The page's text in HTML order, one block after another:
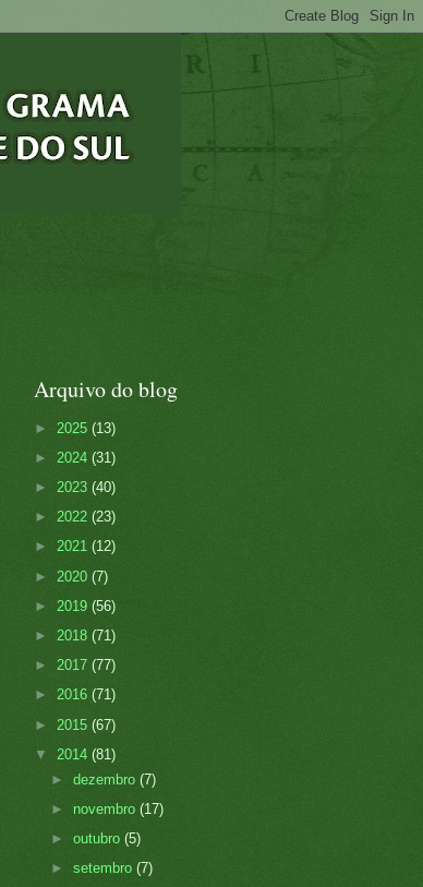
Arquivo do blog
► 2025 (13)
► 2024 (31)
► 2023 (40)
► 2022 (23)
► 2021 (12)
► 2020 (7)
► 2019 (56)
► 2018 (71)
► 2017 (77)
► 2016 (71)
► 2015 (67)
▼ 2014 (81)
►dezembro(7)
► novembro(17)
►outubro(5)
►setembro(7)